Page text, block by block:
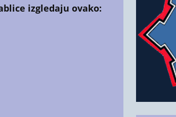
izgledaju ovako: